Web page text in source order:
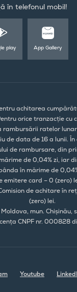
în telefonul mobil!
play App Gallery
achitarea
orice tranzacție cu
rambursării ratelor
de data de 16 a lunii.
de rambursare, din
de 0,04% zi, iar
în mărime de
emitere card – 0 (zero)
de achitare în
(zero) lei.
mun. Chișinău,
CNPF nr. 000828
Youtube